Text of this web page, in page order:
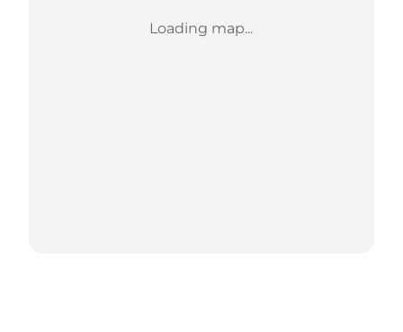
Loading map...